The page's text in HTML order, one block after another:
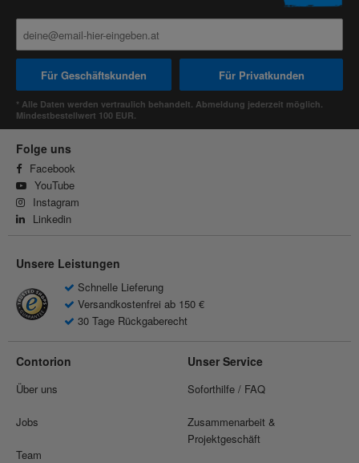
Für Geschäftskunden Für Privatkunden
* Alle Daten werden vertraulich behandelt. Abmeldung jederzeit möglich.
Mindestbestellwert 100 EUR.
Folge uns
Facebook
YouTube
Instagram
Linkedin
Unsere Leistungen
Schnelle Lieferung
Versandkostenfrei ab 150 €
30 Tage Rückgaberecht
Contorion
Über uns
Jobs
Team
Unser Service
Soforthilfe / FAQ
Zusammenarbeit &
Projektgeschäft